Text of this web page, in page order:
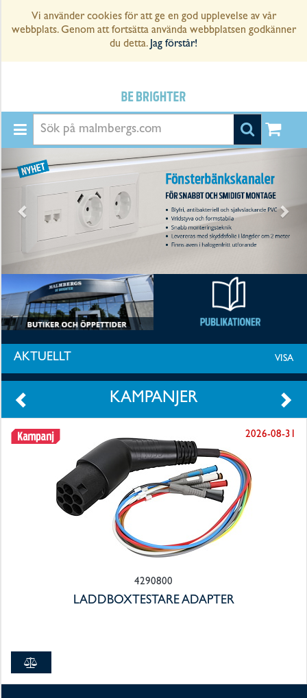
Vi använder cookies för att ge en god upplevelse av vår
webbplats. Genom att fortsätta använda webbplatsen godkänner
du detta. Jag förstår!
Sverige
in
Hitta
din
butik
KABEL
INSTALLATION
BELYSNING
AUTOMATION
UTRUSTNING
&
VERKTYG
KLIMAT
MOBILITY
SOLENERGI
Malmbergs
Kontakt
AKTUELLT VISA
KAMPANJER
2026-08-31
4290800
LADDBOXTESTARE ADAPTER